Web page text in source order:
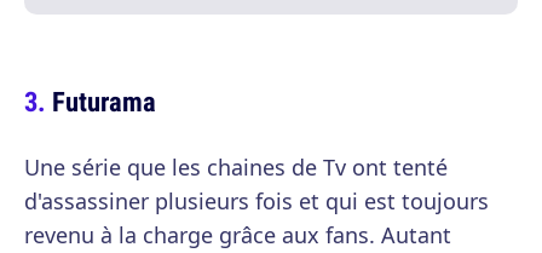
Futurama
Une série que les chaines de Tv ont tenté
d'assassiner plusieurs fois et qui est toujours
revenu à la charge grâce aux fans. Autant